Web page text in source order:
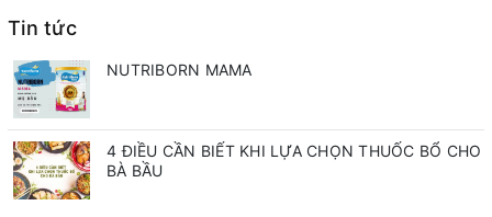
Tin tức
NUTRIBORN MAMA
4 ĐIỀU CẦN BIẾT KHI LỰA CHỌN THUỐC BỔ CHO
BÀ BẦU